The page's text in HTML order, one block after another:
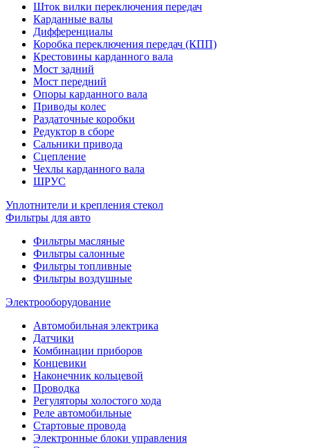
Шток вилки переключения передач
Карданные валы
Дифференциалы
Коробка переключения передач (КПП)
Крестовины карданного вала
Мост задний
Мост передний
Опоры карданного вала
Приводы колес
Раздаточные коробки
Редуктор в сборе
Сальники привода
Сцепление
Чехлы карданного вала
ШРУС
Уплотнители и крепления стекол
Фильтры для авто
Фильтры масляные
Фильтры салонные
Фильтры топливные
Фильтры воздушные
Электрооборудование
Автомобильная электрика
Датчики
Комбинации приборов
Концевики
Наконечник кольцевой
Проводка
Регуляторы холостого хода
Реле автомобильные
Стартовые провода
Электронные блоки управления